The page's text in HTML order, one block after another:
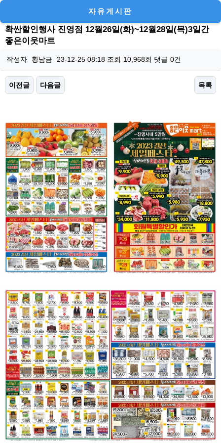
자유게시판
확싼할인행사 진영점 12월26일(화)~12월28일(목)3일간
좋은이웃마트
작성자 황남금 23-12-25 08:18조회 10,968회 댓글 0건
이전글 다음글 목록
본문